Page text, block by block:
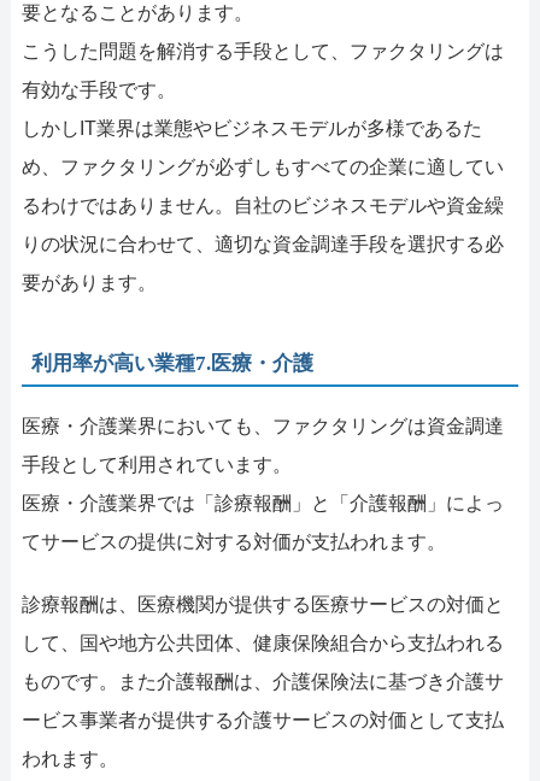
要となることがあります。
こうした問題を解消する手段として、ファクタリングは
有効な手段です。
しかしIT業界は業態やビジネスモデルが多様であるた
め、ファクタリングが必ずしもすべての企業に適してい
るわけではありません。自社のビジネスモデルや資金繰
りの状況に合わせて、適切な資金調達手段を選択する必
要があります。
利用率が高い業種7.医療・介護
医療・介護業界においても、ファクタリングは資金調達
手段として利用されています。
医療・介護業界では「診療報酬」と「介護報酬」によっ
てサービスの提供に対する対価が支払われます。
診療報酬は、医療機関が提供する医療サービスの対価と
して、国や地方公共団体、健康保険組合から支払われる
ものです。また介護報酬は、介護保険法に基づき介護サ
ービス事業者が提供する介護サービスの対価として支払
われます。